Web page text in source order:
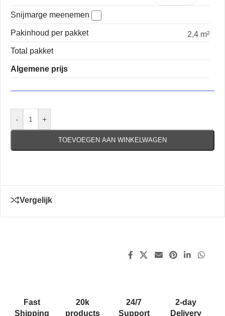
Snijmarge meenemen
Pakinhoud per pakket
2,4 m²
Total pakket
Algemene prijs
- +
TOEVOEGEN AAN WINKELWAGEN
Vergelijk
Fast
Shipping
20k
products
24/7
Support
2-day
Delivery